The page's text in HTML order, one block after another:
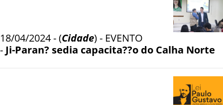
18/04/2024 - (Cidade) - EVENTO
- Ji-Paran? sedia capacita??o do Calha Norte